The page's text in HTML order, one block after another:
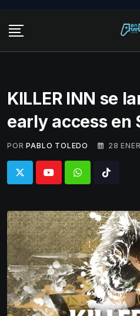
content
KILLER INN se
early access en
POR PABLO TOLEDO 28
WhatsappTiktok